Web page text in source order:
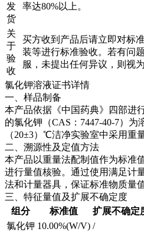
发
货
率达80%以上。
关
于
验
收
买方收到产品后请立即对标
装等进行标准验收。若有问
服，未提出任何异议，则视为
氯化钾溶液证书详情
一、样品制备
本产品依据《中国药典》四部进
的氯化钾（CAS：7447-40-7）
（20±3）℃洁净实验室中采用重
二、溯源性及定值方法
本产品以重量法配制值作为标准
进行量值核验。通过使用满足计
法和计量器具，保证标准物质量
三、特征量值及扩展不确定度
组分
标准值 扩展不确定
氯化钾 10.00%(W/V) /